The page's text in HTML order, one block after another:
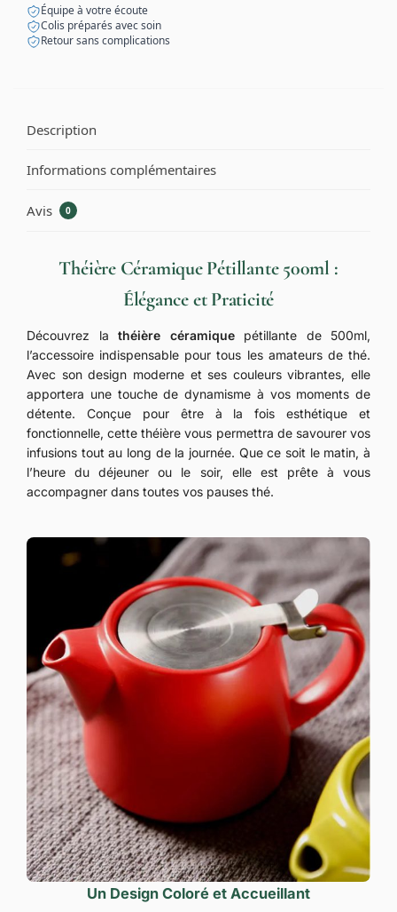
Équipe à votre écoute
Colis préparés avec soin
Retour sans complications
Description
Informations complémentaires
Avis 0
Théière Céramique Pétillante 500ml :
Élégance et Praticité
Découvrez la théière céramiquepétillante de 500ml,
l’accessoire indispensable pour tous les amateurs de thé.
Avec son design moderne et ses couleurs vibrantes, elle
apportera une touche de dynamisme à vos moments de
détente. Conçue pour être à la fois esthétique et
fonctionnelle, cette théière vous permettra de savourer vos
infusions tout au long de la journée. Que ce soit le matin, à
l’heure du déjeuner ou le soir, elle est prête à vous
accompagner dans toutes vos pauses thé.
Un Design Coloré et Accueillant